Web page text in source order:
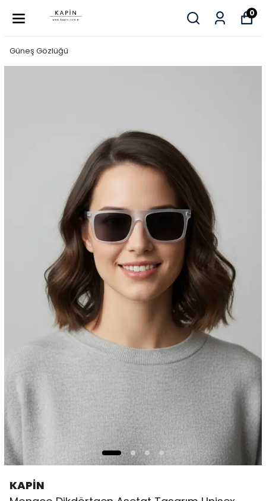
0
Güneş Gözlüğü
KAPİN